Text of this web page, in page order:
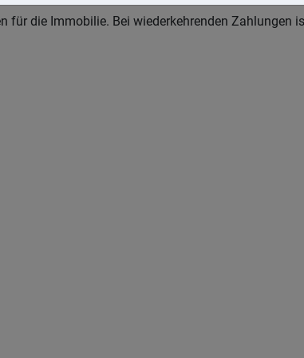
die Immobilie. Bei wiederkehrenden Zahlungen